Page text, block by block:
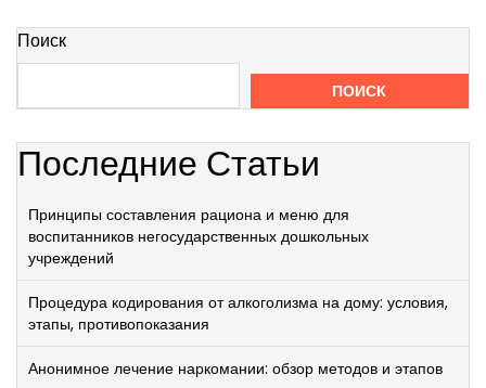
Поиск
ПОИСК
Последние Статьи
Принципы составления рациона и меню для
воспитанников негосударственных дошкольных
учреждений
Процедура кодирования от алкоголизма на дому: условия,
этапы, противопоказания
Анонимное лечение наркомании: обзор методов и этапов